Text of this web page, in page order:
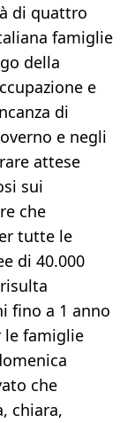
di quattro
famiglie
della
e
di
e negli
attese
sui
che
tutte le
di 40.000
fino a 1 anno
le famiglie
che
chiara,